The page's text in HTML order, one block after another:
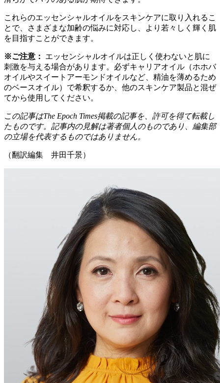
これらのエッセンシャルオイルをスキンケアに取り入れるこ
とで、さまざまな加齢の悩みに対応し、より若々しく輝く肌
を目指すことができます。
※ご注意：
エッセンシャルオイルは正しく使わないと肌に
刺激を与える場合があります。必ずキャリアオイル（ホホバ
オイルやスイートアーモンドオイルなど、精油を薄めるため
のベースオイル）で希釈するか、他のスキンケア製品と混ぜ
てから使用してください。
この記事はThe Epoch Times掲載の記事を、許可を得て転載し
たものです。記事内の見解は著者個人のものであり、編集部
の立場を代表するものではありません。
（翻訳編集 井田千景）